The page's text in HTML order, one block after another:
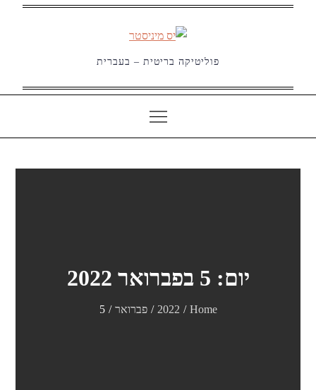
פוליטיקה בריטית – בעברית
יום: 5 בפברואר 2022
Home
2022 פברואר 5